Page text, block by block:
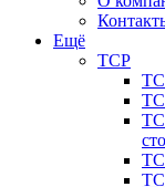
Ещё
ТСР